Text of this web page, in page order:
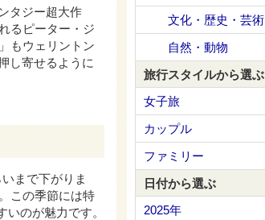
タジー超大作
るピーター・ジ
もウェリントン
し寄せるように
まで下がりま
この季節には特
のが魅力です。
文化・歴史・芸術
自然・動物
旅行スタイルから選ぶ
女子旅
カップル
ファミリー
日付から選ぶ
2025年